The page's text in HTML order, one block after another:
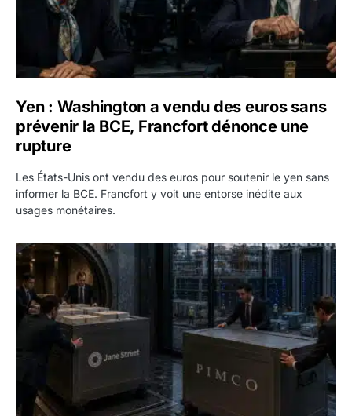
Yen : Washington a vendu des euros sans
prévenir la BCE, Francfort dénonce une
rupture
Les États-Unis ont vendu des euros pour soutenir le yen sans
informer la BCE. Francfort y voit une entorse inédite aux
usages monétaires.
Jane Street négocie le transfert de 11 milliards de